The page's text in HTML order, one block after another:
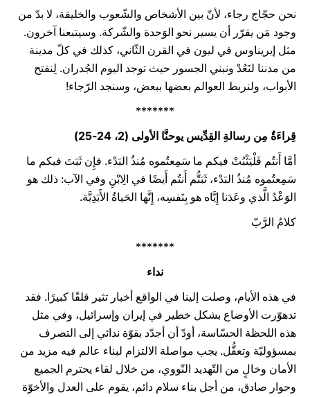
نحن حجّاج رجاء، لأنّ بين الأشخاص والشّعوب والخليقة، لا بدّ من
وجود مَن يقرّر أن يسير نحو الوَحدة والشّركة. وسيتبعنا آخرون.
مثل إيريناوس في ليون في القرن الثّاني، كذلك في كلّ مدينة
من مدننا لنَعُدْ ونبني الجسور حيث توجد اليوم الجُدران. لِنفتح
الأبواب، ولنربط العوالم بعضها ببعض، وسنجد الرّجاء!
*******
قِراءَةٌ مِن رسالةِ القِدِّيس يوحنَّا الأولى (2، 24-25)
أمَّا أَنتُم فَلْيَثْبُتْ فيكم ما سَمِعتُموه مُنذُ البَدْء. فإِن ثَبَتَ فيكم ما
سَمِعتُموه مُنذُ البَدْء، ثَبَتُّم أَنتُم أَيضًا في الِابْنِ وفي الآب: ذلك هو
الوَعْدُ الَّذي وعَدَنا إِيَّاه هو بِنَفسِه، إِنَّها الحَياةُ الأَبَدِيَّة.
كلامُ الرَّبّ
*******
نداء
في هذه الأيام، وصلت إلينا في الواقع أخبار تثير قلقًا كبيرًا. فقد
تدهوّرت الأوضاع بشكل خطير في إيران وإسرائيل، وفي مثل
هذه اللحظة الحسّاسة، أودّ أن أجدّد بقوّة ندائي إلى التصرف
بمسؤوليّة وتعقُّل. يجب مواصلة الالتزام لبناء عالم فيه مزيد من
الأمان وخالٍ من التّهديد النّووي، من خلال لقاء يحترم الجميع
وحوار صادق، من أجل بناء سلام دائم، يقوم على العدل والأخوّة